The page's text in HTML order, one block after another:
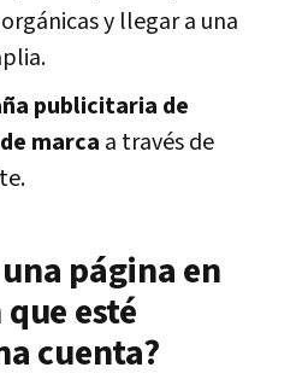
y llegar a una
publicitaria de
marca a través de
página en
esté
cuenta?